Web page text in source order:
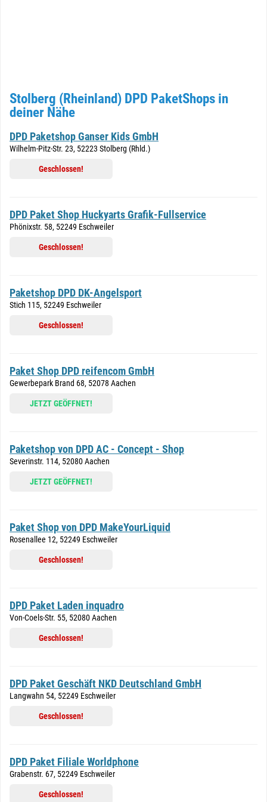
Stolberg (Rheinland) DPD PaketShops in
deiner Nähe
DPD Paketshop Ganser Kids GmbH
Wilhelm-Pitz-Str. 23, 52223 Stolberg (Rhld.)
Geschlossen!
DPD Paket Shop Huckyarts Grafik-Fullservice
Phönixstr. 58, 52249 Eschweiler
Geschlossen!
Paketshop DPD DK-Angelsport
Stich 115, 52249 Eschweiler
Geschlossen!
Paket Shop DPD reifencom GmbH
Gewerbepark Brand 68, 52078 Aachen
JETZT GEÖFFNET!
Paketshop von DPD AC - Concept - Shop
Severinstr. 114, 52080 Aachen
JETZT GEÖFFNET!
Paket Shop von DPD MakeYourLiquid
Rosenallee 12, 52249 Eschweiler
Geschlossen!
DPD Paket Laden inquadro
Von-Coels-Str. 55, 52080 Aachen
Geschlossen!
DPD Paket Geschäft NKD Deutschland GmbH
Langwahn 54, 52249 Eschweiler
Geschlossen!
DPD Paket Filiale Worldphone
Grabenstr. 67, 52249 Eschweiler
Geschlossen!